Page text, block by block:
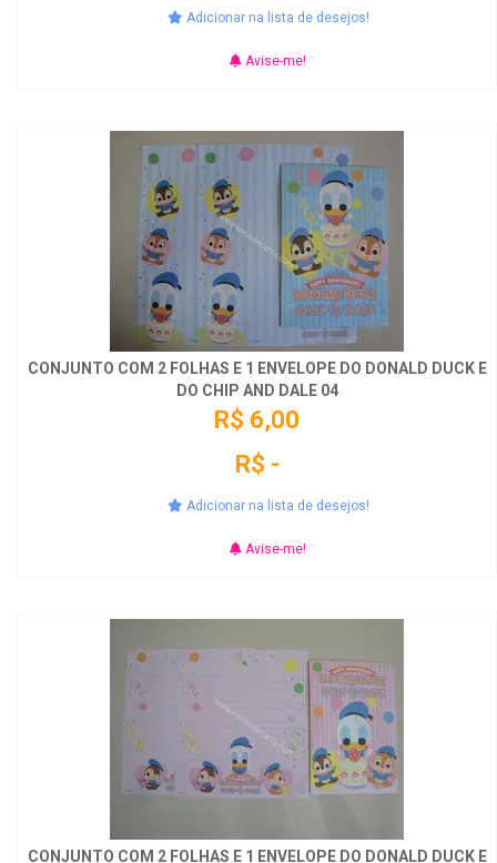
Adicionar na lista de desejos!
Avise-me!
CONJUNTO COM 2 FOLHAS E 1 ENVELOPE DO DONALD DUCK E
DO CHIP AND DALE 04
R$ 6,00
R$ -
Adicionar na lista de desejos!
Avise-me!
CONJUNTO COM 2 FOLHAS E 1 ENVELOPE DO DONALD DUCK E